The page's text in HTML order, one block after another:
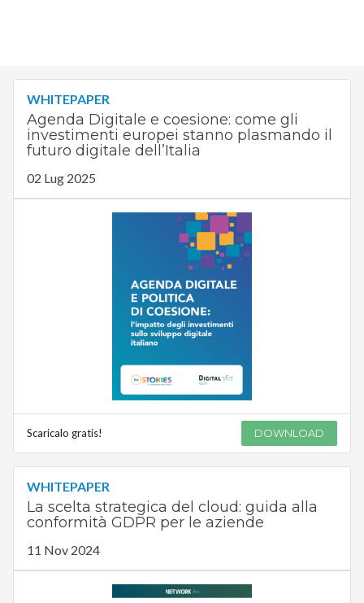
WHITEPAPER
Agenda Digitale e coesione: come gli
investimenti europei stanno plasmando il
futuro digitale dell’Italia
02 Lug 2025
Scaricalo gratis! DOWNLOAD
WHITEPAPER
La scelta strategica del cloud: guida alla
conformità GDPR per le aziende
11 Nov 2024